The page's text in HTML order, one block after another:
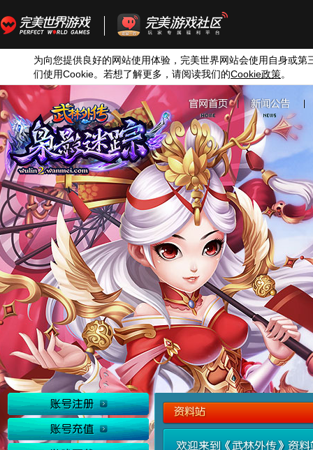
为向您提供良好的网站使用体验，完美世界网站会使用自身或第
们使用Cookie。若想了解更多，请阅读我们的Cookie政策。